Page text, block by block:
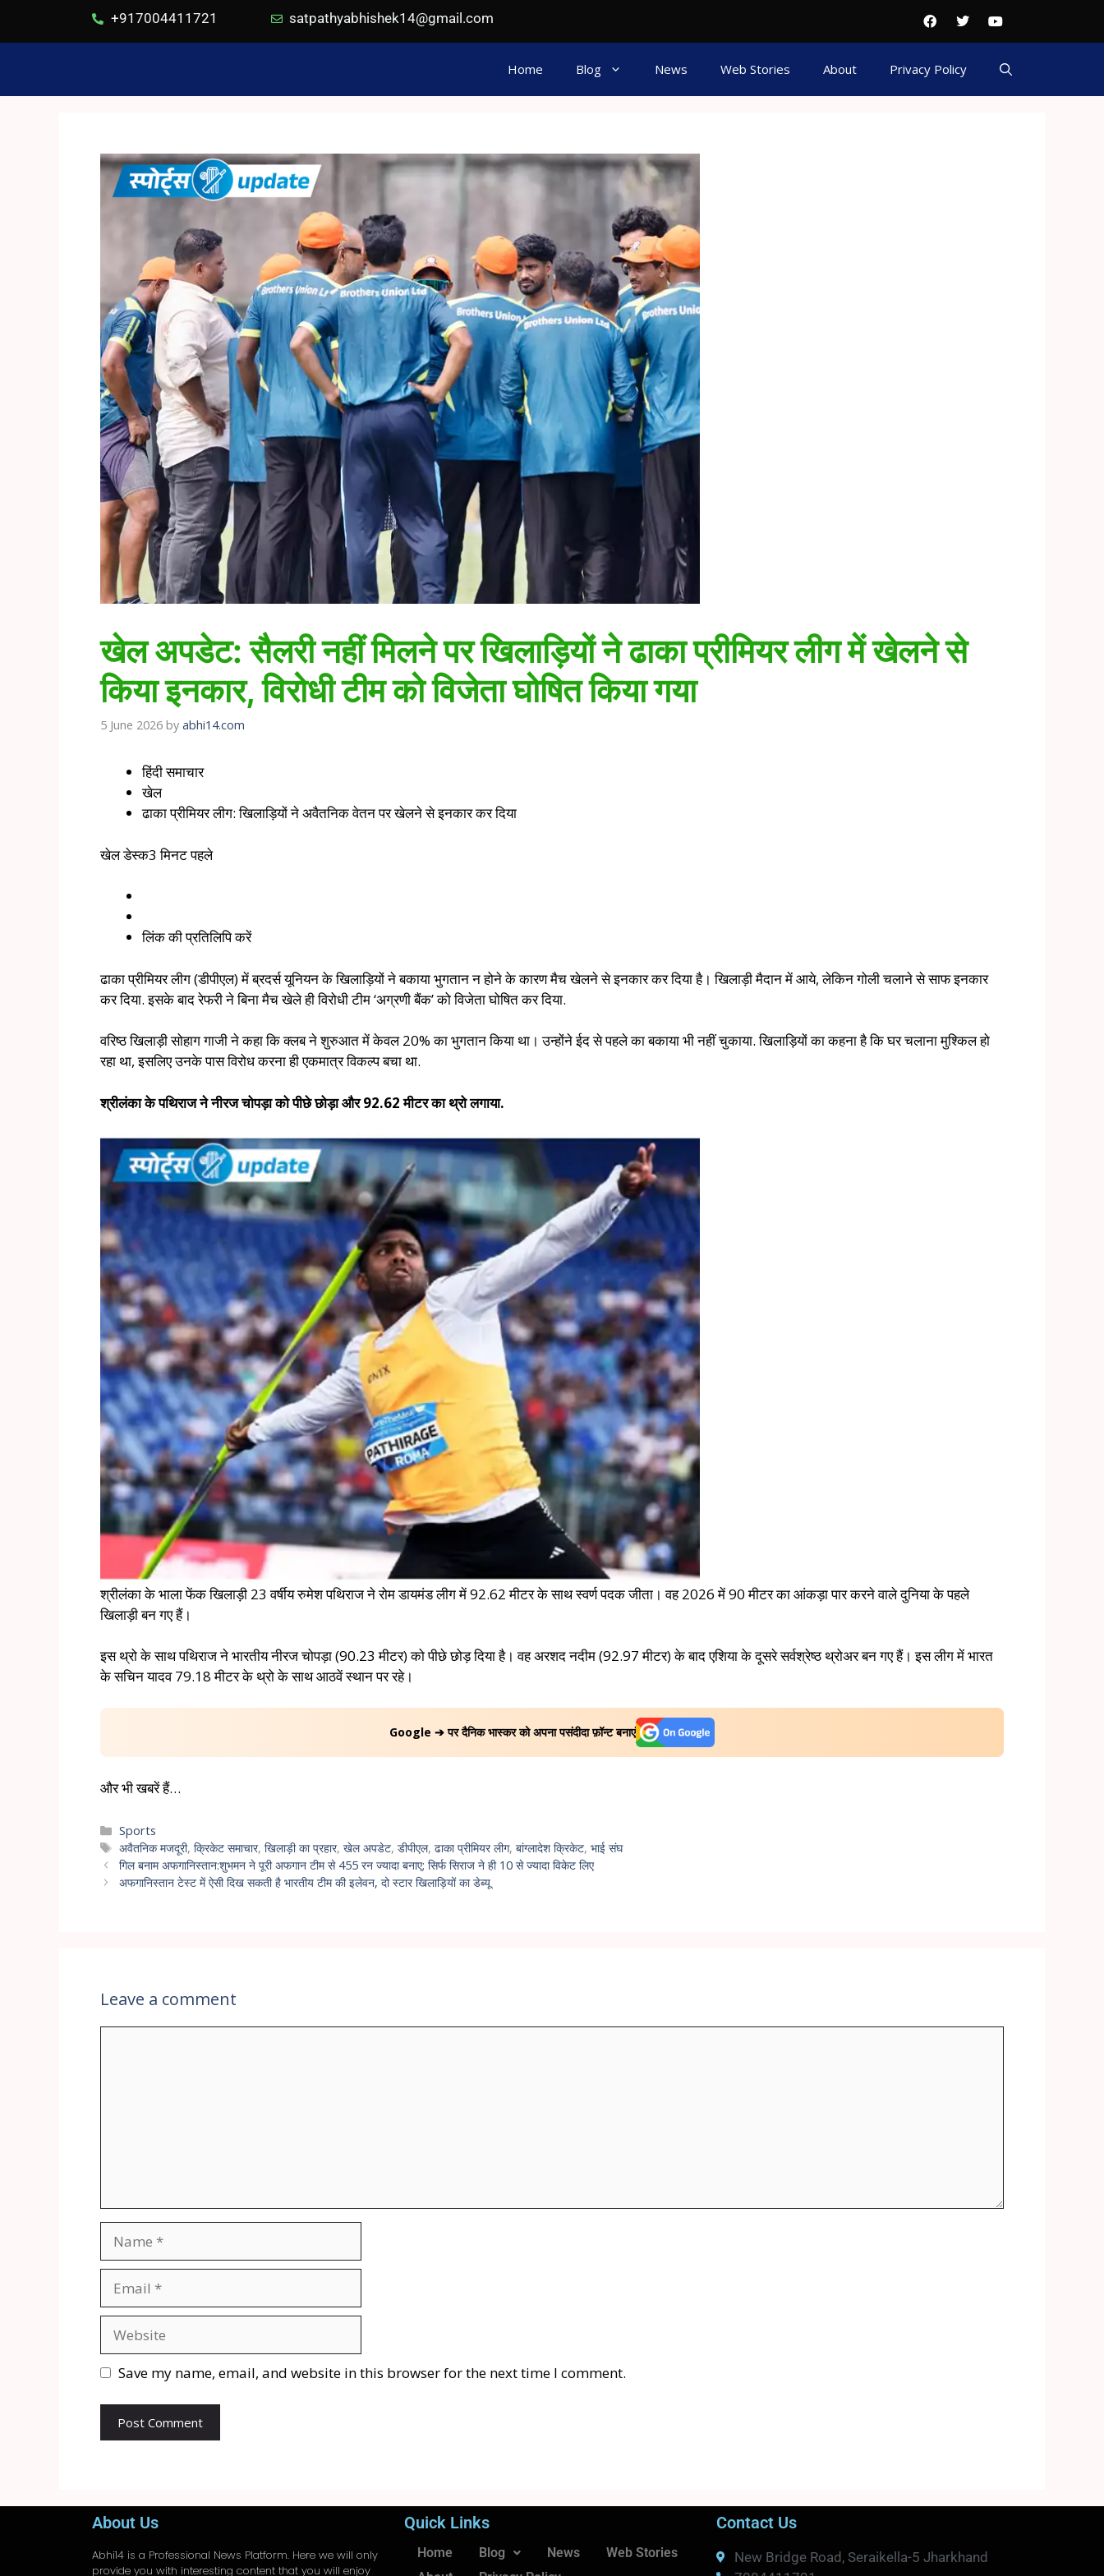
+917004411721 satpathyabhishek14@gmail.com
Home Blog News Web Stories About Privacy Policy
खेल अपडेट: सैलरी नहीं मिलने पर खिलाड़ियों ने ढाका प्रीमियर लीग में खेलने से
किया इनकार, विरोधी टीम को विजेता घोषित किया गया
5 June 2026 by abhi14.com
हिंदी समाचार
खेल
ढाका प्रीमियर लीग: खिलाड़ियों ने अवैतनिक वेतन पर खेलने से इनकार कर दिया
खेल डेस्क3 मिनट पहले
लिंक की प्रतिलिपि करें
ढाका प्रीमियर लीग (डीपीएल) में ब्रदर्स यूनियन के खिलाड़ियों ने बकाया भुगतान न होने के कारण मैच खेलने से इनकार कर दिया है। खिलाड़ी मैदान में आये, लेकिन गोली चलाने से साफ इनकार
कर दिया. इसके बाद रेफरी ने बिना मैच खेले ही विरोधी टीम ‘अग्रणी बैंक’ को विजेता घोषित कर दिया.
वरिष्ठ खिलाड़ी सोहाग गाजी ने कहा कि क्लब ने शुरुआत में केवल 20% का भुगतान किया था। उन्होंने ईद से पहले का बकाया भी नहीं चुकाया. खिलाड़ियों का कहना है कि घर चलाना मुश्किल हो
रहा था, इसलिए उनके पास विरोध करना ही एकमात्र विकल्प बचा था.
श्रीलंका के पथिराज ने नीरज चोपड़ा को पीछे छोड़ा और 92.62 मीटर का थ्रो लगाया.
श्रीलंका के भाला फेंक खिलाड़ी 23 वर्षीय रुमेश पथिराज ने रोम डायमंड लीग में 92.62 मीटर के साथ स्वर्ण पदक जीता। वह 2026 में 90 मीटर का आंकड़ा पार करने वाले दुनिया के पहले
खिलाड़ी बन गए हैं।
इस थ्रो के साथ पथिराज ने भारतीय नीरज चोपड़ा (90.23 मीटर) को पीछे छोड़ दिया है। वह अरशद नदीम (92.97 मीटर) के बाद एशिया के दूसरे सर्वश्रेष्ठ थ्रोअर बन गए हैं। इस लीग में भारत
के सचिन यादव 79.18 मीटर के थ्रो के साथ आठवें स्थान पर रहे।
Google ➔ पर दैनिक भास्कर को अपना पसंदीदा फ़ॉन्ट बनाएं
और भी खबरें हैं…
Sports
अवैतनिक मजदूरी,क्रिकेट समाचार,खिलाड़ी का प्रहार,खेल अपडेट,डीपीएल,ढाका प्रीमियर लीग,बांग्लादेश क्रिकेट,भाई संघ
गिल बनाम अफगानिस्तान:शुभमन ने पूरी अफगान टीम से 455 रन ज्यादा बनाए; सिर्फ सिराज ने ही 10 से ज्यादा विकेट लिए
अफगानिस्तान टेस्ट में ऐसी दिख सकती है भारतीय टीम की इलेवन, दो स्टार खिलाड़ियों का डेब्यू
Leave a comment
Save my name, email, and website in this browser for the next time I comment.
About Us
Abhi14 is a Professional News Platform. Here we will only
provide you with interesting content that you will enjoy
Quick Links
Home Blog News
Web Stories
Contact Us
New Bridge Road, Seraikella-5 Jharkhand